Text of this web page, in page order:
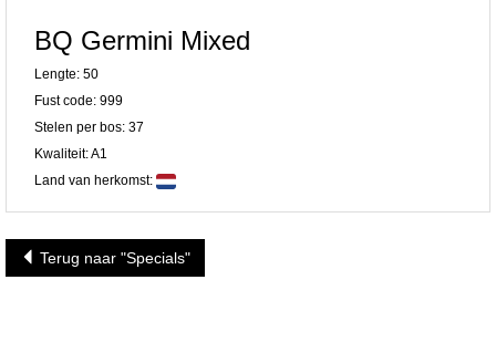
BQ Germini Mixed
Lengte: 50
Fust code: 999
Stelen per bos: 37
Kwaliteit: A1
Land van herkomst:
Terug naar "Specials"